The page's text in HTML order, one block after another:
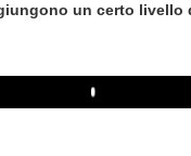
un certo livello
Play